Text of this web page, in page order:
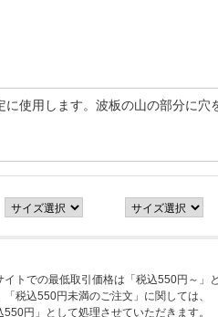
使用します。波板の山の部分に
イトでの最低取引価格は「税込550円～」
「税込550円未満のご注文」に関しては、
550円」として処理させていただきます。